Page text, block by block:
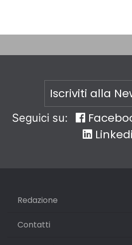
Iscriviti alla
Seguici su:
Redazione
Contatti